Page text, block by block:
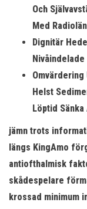
Och
Med
Dignitär
Nivåindelade
Helst
Löptid
jämn trots
längs KingAmo
antiofthalmisk
skådespelare
krossad minimum